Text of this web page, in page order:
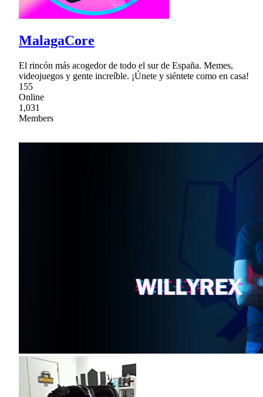
MalagaCore
El rincón más acogedor de todo el sur de España. Memes,
videojuegos y gente increíble. ¡Únete y siéntete como en casa!
155
Online
1,031
Members